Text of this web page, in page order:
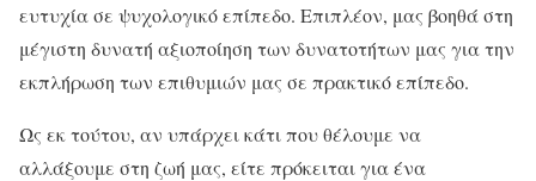
ευτυχία σε ψυχολογικό επίπεδο. Επιπλέον, μας βοηθά στη
μέγιστη δυνατή αξιοποίηση των δυνατοτήτων μας για την
εκπλήρωση των επιθυμιών μας σε πρακτικό επίπεδο.
Ως εκ τούτου, αν υπάρχει κάτι που θέλουμε να
αλλάξουμε στη ζωή μας, είτε πρόκειται για ένα